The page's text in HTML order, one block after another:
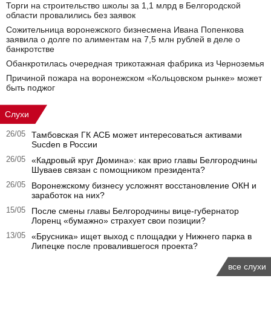
Торги на строительство школы за 1,1 млрд в Белгородской
области провалились без заявок
Сожительница воронежского бизнесмена Ивана Попенкова
заявила о долге по алиментам на 7,5 млн рублей в деле о
банкротстве
Обанкротилась очередная трикотажная фабрика из Черноземья
Причиной пожара на воронежском «Кольцовском рынке» может
быть поджог
Слухи
26/05
Тамбовская ГК АСБ может интересоваться активами
Sucden в России
26/05
«Кадровый круг Дюмина»: как врио главы Белгородчины
Шуваев связан с помощником президента?
26/05
Воронежскому бизнесу усложнят восстановление ОКН и
заработок на них?
15/05
После смены главы Белгородчины вице-губернатор
Лоренц «бумажно» страхует свои позиции?
13/05
«Брусника» ищет выход с площадки у Нижнего парка в
Липецке после провалившегося проекта?
все слухи